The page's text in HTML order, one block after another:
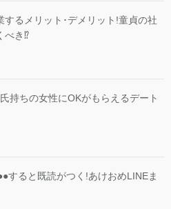
するメリット･デメリット!︎童貞の社
べき⁉︎
持ちの女性にOKがもらえるデート
すると既読がつく!あけおめLINEま